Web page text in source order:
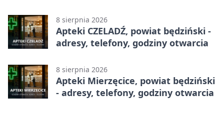
8 sierpnia 2026
Apteki CZELADŹ, powiat będziński -
adresy, telefony, godziny otwarcia
8 sierpnia 2026
Apteki Mierzęcice, powiat będziński
- adresy, telefony, godziny otwarcia